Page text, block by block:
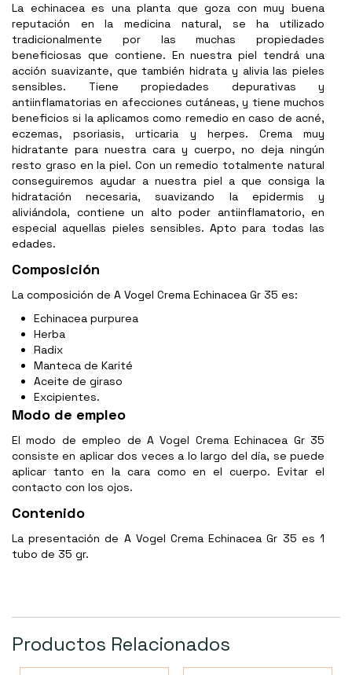
La echinacea es una planta que goza con muy buena
reputación en la medicina natural, se ha utilizado
tradicionalmente por las muchas propiedades
beneficiosas que contiene. En nuestra piel tendrá una
acción suavizante, que también hidrata y alivia las pieles
sensibles. Tiene propiedades depurativas y
antiinflamatorias en afecciones cutáneas, y tiene muchos
beneficios si la aplicamos como remedio en caso de acné,
eczemas, psoriasis, urticaria y herpes. Crema muy
hidratante para nuestra cara y cuerpo, no deja ningún
resto graso en la piel. Con un remedio totalmente natural
conseguiremos ayudar a nuestra piel a que consiga la
hidratación necesaria, suavizando la epidermis y
aliviándola, contiene un alto poder antiinflamatorio, en
especial aquellas pieles sensibles. Apto para todas las
edades.
Composición
La composición de A Vogel Crema Echinacea Gr 35 es:
Echinacea purpurea
Herba
Radix
Manteca de Karité
Aceite de giraso
Excipientes.
Modo de empleo
El modo de empleo de A Vogel Crema Echinacea Gr 35
consiste en aplicar dos veces a lo largo del día, se puede
aplicar tanto en la cara como en el cuerpo. Evitar el
contacto con los ojos.
Contenido
La presentación de A Vogel Crema Echinacea Gr 35 es 1
tubo de 35 gr.
Productos Relacionados